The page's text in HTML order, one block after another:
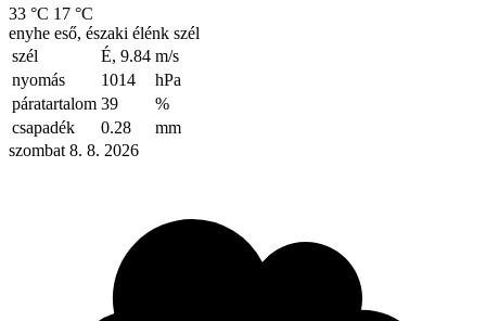
33 °C 17 °C
enyhe eső, északi élénk szél
szél
É, 9.84 m/s
nyomás
1014
hPa
páratartalom 39
%
csapadék
0.28
mm
szombat 8. 8. 2026